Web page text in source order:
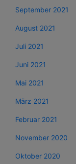
September 2021
August 2021
Juli 2021
Juni 2021
Mai 2021
März 2021
Februar 2021
November 2020
Oktober 2020